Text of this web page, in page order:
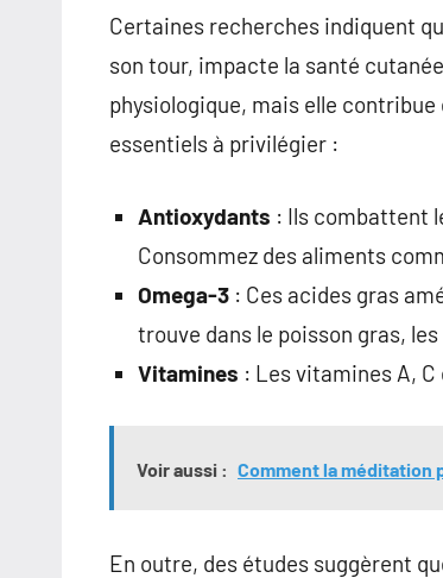
Certaines recherches indiquent
son tour, impacte la santé
physiologique, mais elle
essentiels à privilégier :
Antioxydants : Ils combattent
Consommez des aliments
Omega-3 : Ces acides gras
trouve dans le poisson gras,
Vitamines : Les vitamines A,
Voir aussi : Comment la méditation
En outre, des études suggèrent